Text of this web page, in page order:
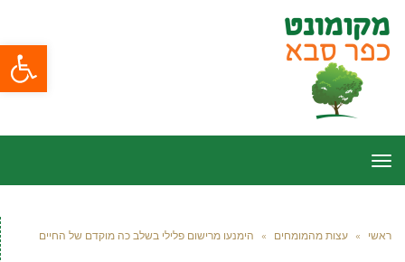
פתח
תפריט
ראשי » עצות מהמומחים » הימנעו מרישום פלילי בשלב כה מוקדם של החיים